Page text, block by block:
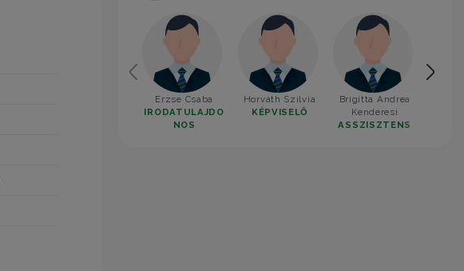
Erzse Csaba
IRODATULAJDO
NOS
Horváth Szilvia
KÉPVISELŐ
Brigitta Andrea
Kenderesi
ASSZISZTENS